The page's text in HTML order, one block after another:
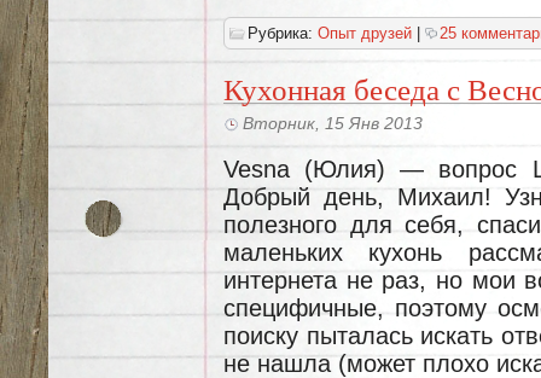
Рубрика: Опыт друзей 25
Кухонная беседа с
Вторник, 15 Янв 2013
Vesna (Юлия) — вопрос
Добрый день, Михаил!
полезного для себя,
маленьких кухонь
интернета не раз, но мои
специфичные, поэтому
поиску пыталась искать
не нашла (может плохо